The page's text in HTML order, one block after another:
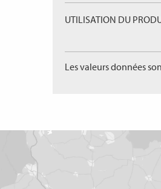
UTILISATION DU
Les valeurs données